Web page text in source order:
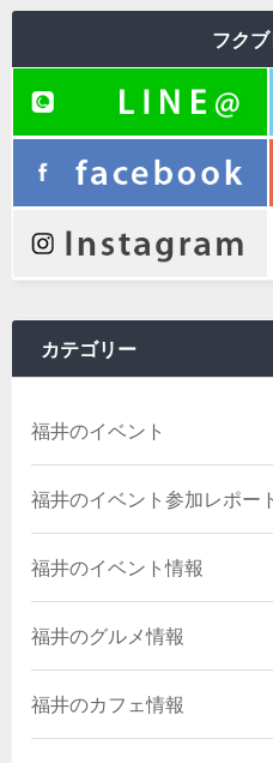
フクブ
カテゴリー
福井のイベント
福井のイベント参加レポー
福井のイベント情報
福井のグルメ情報
福井のカフェ情報